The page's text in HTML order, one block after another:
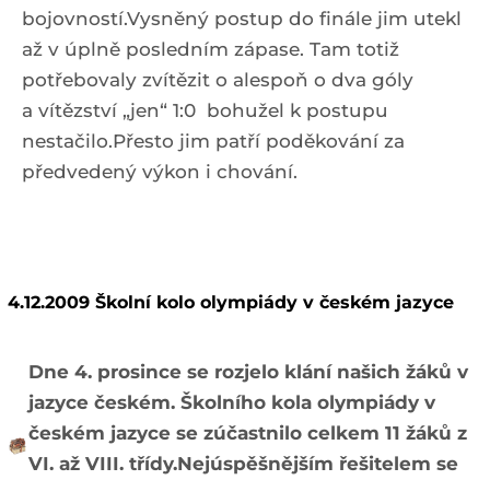
bojovností.Vysněný postup do finále jim utekl
až v úplně posledním zápase. Tam totiž
potřebovaly zvítězit o alespoň o dva góly
a vítězství „jen“ 1:0 bohužel k postupu
nestačilo.Přesto jim patří poděkování za
předvedený výkon i chování.
4.12.2009 Školní kolo olympiády v českém jazyce
Dne 4. prosince se rozjelo klání našich žáků v
jazyce českém. Školního kola olympiády v
českém jazyce se zúčastnilo celkem 11 žáků z
VI. až VIII. třídy.Nejúspěšnějším řešitelem se